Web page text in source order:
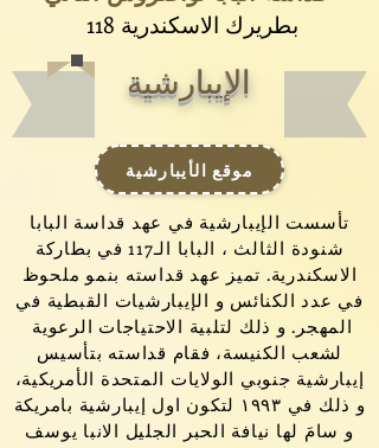
118 بطريرك الاسكندرية
الإيبارشية
موقع الأيبارشية
تأسست الإيبارشية في عهد قداسة البابا
شنودة الثالث ، البابا الـ117 في بطاركة
الاسكندرية. تميز عهد قداسته بنمو ملحوظ
في عدد الكنائس و الإيبارشيات القبطية في
المهجر. و ذلك لتلبية الاحتياجات الرعوية
لشعب الكنيسة، فقام قداسته بتأسيس
إيبارشية جنوبي الولايات المتحدة الأمريكية،
و ذلك في ١٩٩٣ لتكون اول إيبارشية بامريكة
و سامَ لها نيافة الحبر الجليل الانبا يوسف